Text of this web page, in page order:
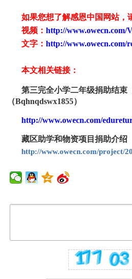
如果您想了解感恩中国网站，
视频： http://www.owecn.com/
文字： http://www.owecn.com/
本文相关链接：
第三完全小学二年级捐助结束
（Bqhnqdswx1855）
http://www.owecn.com/
藏区助学和物资项目捐助介绍
http://www.owecn.com/project/